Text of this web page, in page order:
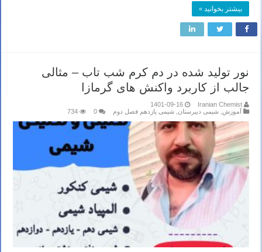
بیشتر بخوانید »
نور تولید شده در دم کرم شب تاب – مثالی
جالب از کاربرد واکنش های گرمازا
Iranian Chemist
1401-09-16
آموزش شیمی دبیرستان شیمی یازدهم فصل دوم 0
734